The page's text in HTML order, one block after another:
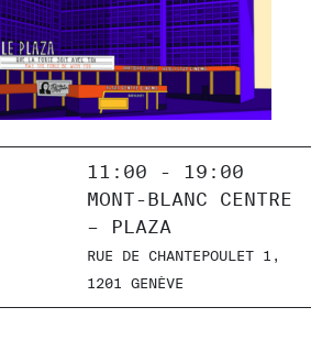
11:00 - 19:00
MONT-BLANC CENTRE
– PLAZA
RUE DE CHANTEPOULET 1,
1201 GENÈVE